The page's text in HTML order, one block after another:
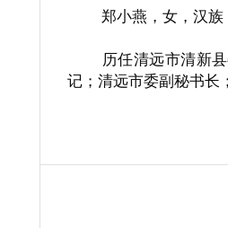
郑小燕，女，汉族
历任清远市清新
记；清远市委副秘书长